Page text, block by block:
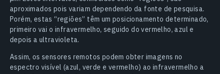
aproximados pois variam dependendo da fonte de pesquisa.
Porém, estas “regiões” têm um posicionamento determinado,
primeiro vai o infravermelho, seguido do vermelho, azul e
depois a ultravioleta.
Assim, os sensores remotos podem obter imagens no
espectro visível (azul, verde e vermelho) ao infravermelho a